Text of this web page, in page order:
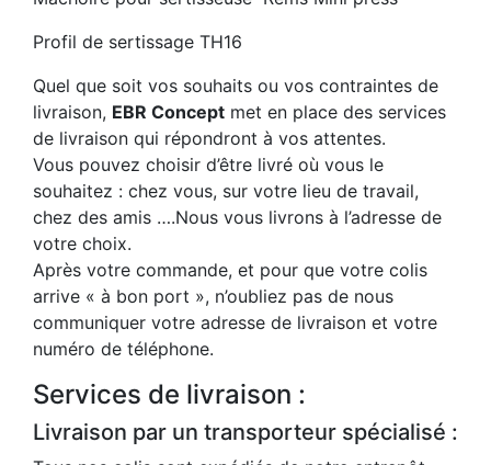
Profil de sertissage TH16
Quel que soit vos souhaits ou vos contraintes de
livraison, EBR Concept met en place des services
de livraison qui répondront à vos attentes.
Vous pouvez choisir d’être livré où vous le
souhaitez : chez vous, sur votre lieu de travail,
chez des amis ….Nous vous livrons à l’adresse de
votre choix.
Après votre commande, et pour que votre colis
arrive « à bon port », n’oubliez pas de nous
communiquer votre adresse de livraison et votre
numéro de téléphone.
Services de livraison :
Livraison par un transporteur spécialisé :